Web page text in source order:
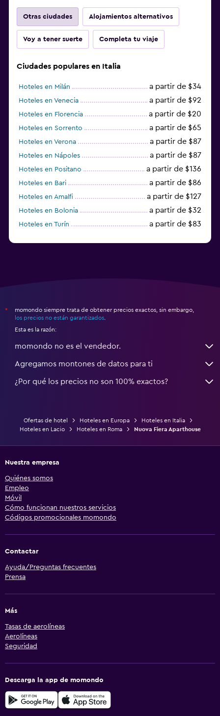
Otras ciudades Alojamientos alternativos
Voy a tener suerte Completa tu viaje
Ciudades populares en Italia
Hoteles en Milán a partir de $34
Hoteles en Venecia a partir de $92
Hoteles en Florencia a partir de $20
Hoteles en Sorrento a partir de $65
Hoteles en Verona a partir de $87
Hoteles en Nápoles a partir de $87
Hoteles en Positano a partir de $136
Hoteles en Bari a partir de $86
Hoteles en Amalfi a partir de $127
Hoteles en Bolonia a partir de $32
Hoteles en Turín a partir de $83
*
momondo siempre trata de obtener precios exactos, sin embargo,
los precios no están garantizados
Esta es la razón:
momondo no es el vendedor.
Agregamos montones de datos para ti
¿Por qué los precios no son 100% exactos?
Ofertas de hotel Hoteles en Europa
Hoteles en Italia
Hoteles en Lacio
Hoteles en Roma Nuova Fiera Aparthouse
Nuestra empresa
Quiénes somos
Empleo
Móvil
Cómo funcionan nuestros servicios
Códigos promocionales momondo
Contactar
Ayuda/Preguntas frecuentes
Prensa
Más
Tasas de aerolíneas
Aerolíneas
Seguridad
Descarga la app de momondo